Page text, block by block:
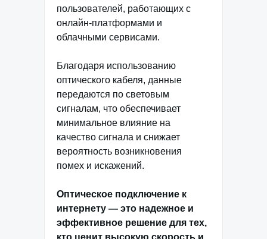
пользователей, работающих с
онлайн-платформами и
облачными сервисами.
Благодаря использованию
оптического кабеля, данные
передаются по световым
сигналам, что обеспечивает
минимальное влияние на
качество сигнала и снижает
вероятность возникновения
помех и искажений.
Оптическое подключение к
интернету — это надежное и
эффективное решение для тех,
кто ценит высокую скорость и